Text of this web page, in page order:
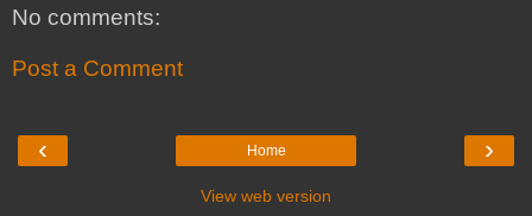
No comments:
Post a Comment
‹ ›
Home
View web version